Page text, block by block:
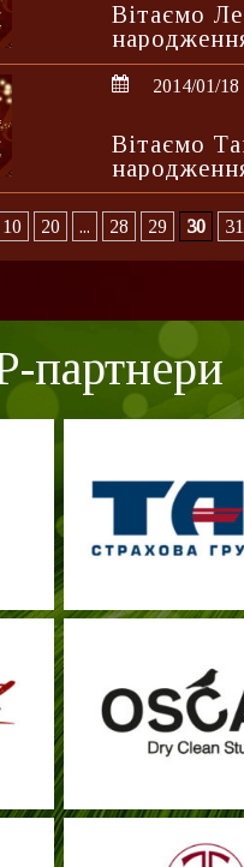
Вітаємо
2014/01/18
Вітаємо
10 20 ... 28 29 30 31
партнери